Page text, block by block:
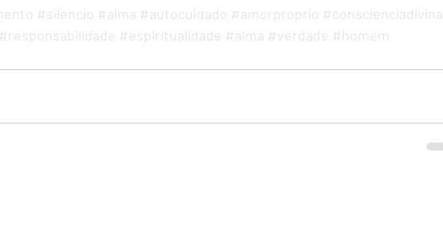
#silencio #alma #autocuidado #amorproprio #conscienciadivina
#responsabilidade #espiritualidade #alma #verdade #homem